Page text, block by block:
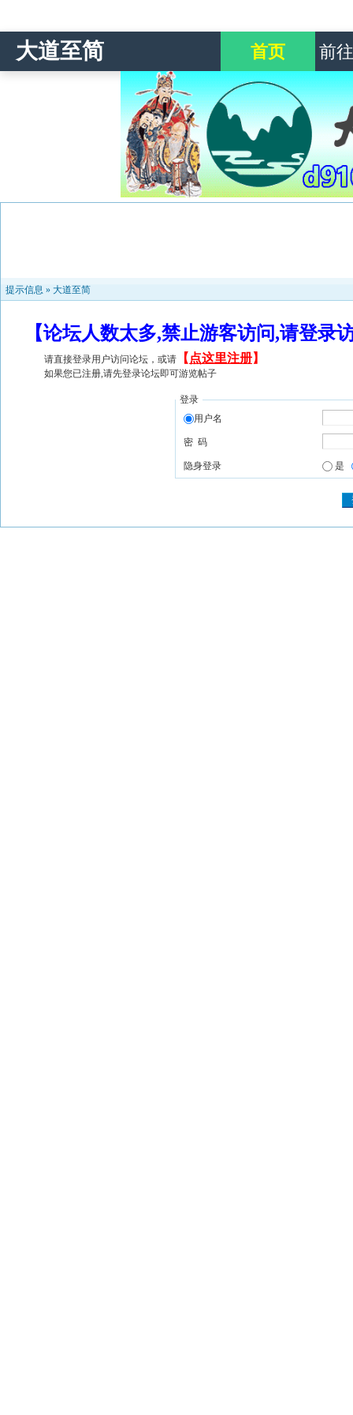
大道至简 首页 前
提示信息 » 大道至简
【论坛人数太多,禁止游客访问,请登
请直接登录用户访问论坛，或请 【 点这里注册】
如果您已注册,请先登录论坛即可游览帖子
登录
用户名
密 码
隐身登录 是